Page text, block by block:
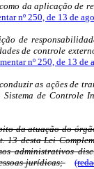
da aplicação de
nº 250, de 13 de
de
de controle
nº 250, de 13 de
as ações de
de Controle
da atuação do
desta Lei
administrativos
jurídicas;